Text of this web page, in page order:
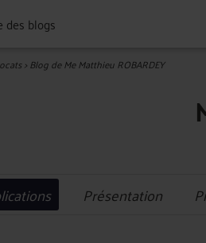
des blogs
>Blog de Me Matthieu ROBARDEY
Présentation